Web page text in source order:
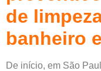
de
banheiro
De início, em São